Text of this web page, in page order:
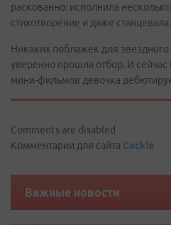
раскованно: исполнила
стихотворение и даже станцевала.
Никаких поблажек для
уверенно прошла отбор. И сейчас
мини-фильмов девочка
Comments are disabled
Комментарии для сайта Cackle
Важные новости